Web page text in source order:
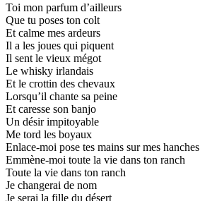
Toi mon parfum d’ailleurs
Que tu poses ton colt
Et calme mes ardeurs
Il a les joues qui piquent
Il sent le vieux mégot
Le whisky irlandais
Et le crottin des chevaux
Lorsqu’il chante sa peine
Et caresse son banjo
Un désir impitoyable
Me tord les boyaux
Enlace-moi pose tes mains sur mes hanches
Emmène-moi toute la vie dans ton ranch
Toute la vie dans ton ranch
Je changerai de nom
Je serai la fille du désert